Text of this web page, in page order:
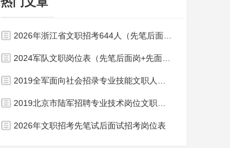
2026年浙江省文职招考644人（先笔后面岗位）！
2024军队文职岗位表（先笔后面岗+先面后笔岗）
2019全军面向社会招录专业技能文职人员职位表（2430人）
2019北京市陆军招聘专业技术岗位文职人员职位表
2026年文职招考先笔试后面试招考岗位表